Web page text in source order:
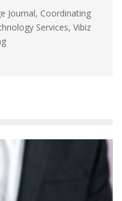
Journal, Coordinating
Services, Vibiz